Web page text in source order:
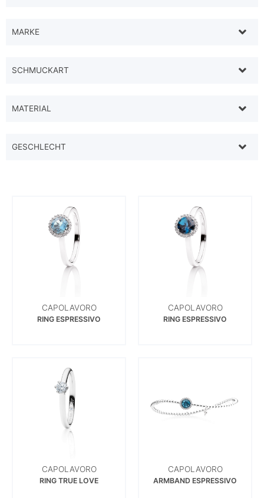
MARKE
SCHMUCKART
MATERIAL
GESCHLECHT
CAPOLAVORO
RING ESPRESSIVO
CAPOLAVORO
RING ESPRESSIVO
CAPOLAVORO
RING TRUE LOVE
CAPOLAVORO
ARMBAND ESPRESSIVO